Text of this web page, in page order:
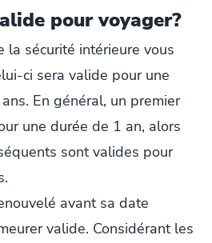
pour voyager?
la sécurité intérieure vous
ci sera valide pour une
En général, un premier
une durée de 1 an, alors
sont valides pour
avant sa date
valide. Considérant les